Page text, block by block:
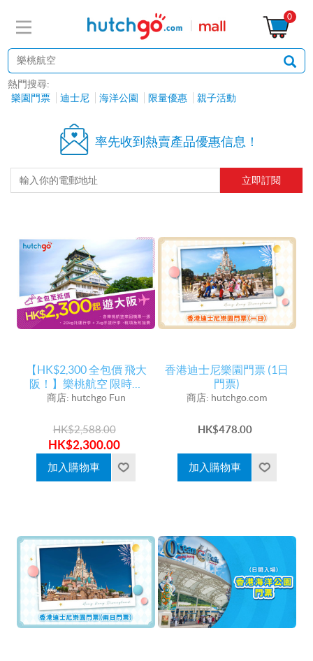
0
熱門搜尋:
樂園門票
迪士尼 海洋公園 限量優惠 親子活動
率先收到熱賣產品優惠信息！
立即訂閱
【HK$2,300 全包價 飛大
阪！】樂桃航空 限時精
選 - 香港至大阪來回機票
托運行李及一件 7kg手提
行李
商店: hutchgo Fun
HK$2,588.00
HK$2,300.00
香港迪士尼樂園門票 (1日
門票)
商店: hutchgo.com
HK$478.00